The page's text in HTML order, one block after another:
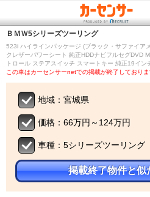
ＢＭＷ5シリーズツーリング
523i ハイラインパッケージ (ブラック・サファイア
クレザーパワーシート 純正HDDナビフルセグDVD
トロール ステアスイッチ スマートキー 純正19イ
この車はカーセンサーnetでの掲載が終了しておりま
地域：宮城県
価格：66万円～124万円
車種：5シリーズツーリング
掲載終了物件と似